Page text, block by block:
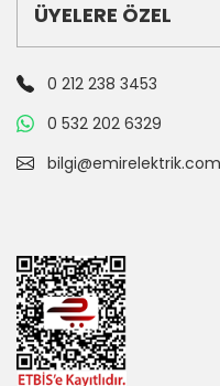
ÜYELERE ÖZEL
0 212 238 3453
0 532 202 6329